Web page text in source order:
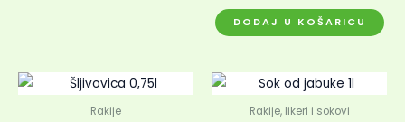
DODAJ U KOŠARICU
Rakije Rakije, likeri i sokovi